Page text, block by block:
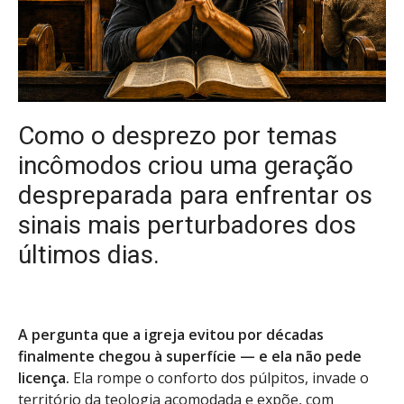
Como o desprezo por temas
incômodos criou uma geração
despreparada para enfrentar os
sinais mais perturbadores dos
últimos dias.
A pergunta que a igreja evitou por décadas
finalmente chegou à superfície — e ela não pede
licença. Ela rompe o conforto dos púlpitos, invade o
território da teologia acomodada e expõe, com